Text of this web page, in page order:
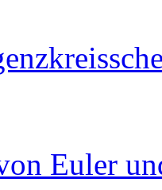
Euler